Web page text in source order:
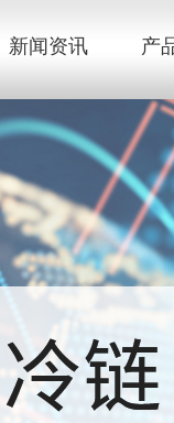
新闻资讯 产